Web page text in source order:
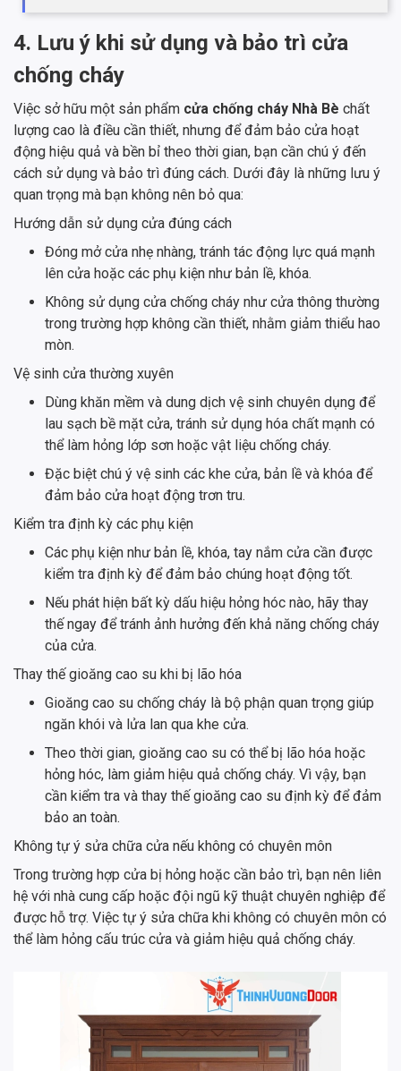
4. Lưu ý khi sử dụng và bảo trì cửa
chống cháy
Việc sở hữu một sản phẩm cửa chống cháy Nhà Bè chất
lượng cao là điều cần thiết, nhưng để đảm bảo cửa hoạt
động hiệu quả và bền bỉ theo thời gian, bạn cần chú ý đến
cách sử dụng và bảo trì đúng cách. Dưới đây là những lưu ý
quan trọng mà bạn không nên bỏ qua:
Hướng dẫn sử dụng cửa đúng cách
Đóng mở cửa nhẹ nhàng, tránh tác động lực quá mạnh
lên cửa hoặc các phụ kiện như bản lề, khóa.
Không sử dụng cửa chống cháy như cửa thông thường
trong trường hợp không cần thiết, nhằm giảm thiểu hao
mòn.
Vệ sinh cửa thường xuyên
Dùng khăn mềm và dung dịch vệ sinh chuyên dụng để
lau sạch bề mặt cửa, tránh sử dụng hóa chất mạnh có
thể làm hỏng lớp sơn hoặc vật liệu chống cháy.
Đặc biệt chú ý vệ sinh các khe cửa, bản lề và khóa để
đảm bảo cửa hoạt động trơn tru.
Kiểm tra định kỳ các phụ kiện
Các phụ kiện như bản lề, khóa, tay nắm cửa cần được
kiểm tra định kỳ để đảm bảo chúng hoạt động tốt.
Nếu phát hiện bất kỳ dấu hiệu hỏng hóc nào, hãy thay
thế ngay để tránh ảnh hưởng đến khả năng chống cháy
của cửa.
Thay thế gioăng cao su khi bị lão hóa
Gioăng cao su chống cháy là bộ phận quan trọng giúp
ngăn khói và lửa lan qua khe cửa.
Theo thời gian, gioăng cao su có thể bị lão hóa hoặc
hỏng hóc, làm giảm hiệu quả chống cháy. Vì vậy, bạn
cần kiểm tra và thay thế gioăng cao su định kỳ để đảm
bảo an toàn.
Không tự ý sửa chữa cửa nếu không có chuyên môn
Trong trường hợp cửa bị hỏng hoặc cần bảo trì, bạn nên liên
hệ với nhà cung cấp hoặc đội ngũ kỹ thuật chuyên nghiệp để
được hỗ trợ. Việc tự ý sửa chữa khi không có chuyên môn có
thể làm hỏng cấu trúc cửa và giảm hiệu quả chống cháy.